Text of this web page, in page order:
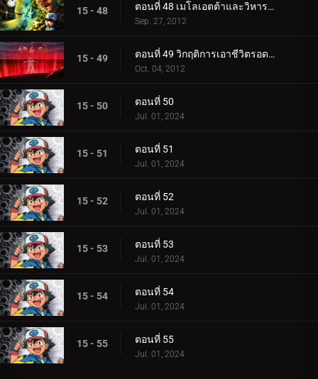
15 - 48 ตอนที่ 48 เมโลเอตต้าและวิหารใต้ทะเล
Sep. 27, 2012
15 - 49 ตอนที่ 49 วิกฤติการเอาชีวิตรอดของอูโนวา
Oct. 04, 2012
15 - 50 ตอนที่ 50
Jul. 01, 2024
15 - 51 ตอนที่ 51
Jul. 01, 2024
15 - 52 ตอนที่ 52
Jul. 01, 2024
15 - 53 ตอนที่ 53
Jul. 01, 2024
15 - 54 ตอนที่ 54
Jul. 01, 2024
15 - 55 ตอนที่ 55
Jul. 01, 2024